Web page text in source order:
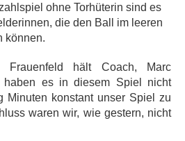
ohne Torhüterin sind es
die den Ball im leeren
können.
hält Coach, Marc
haben es in diesem Spiel nicht
Minuten konstant unser Spiel zu
waren wir, wie gestern, nicht